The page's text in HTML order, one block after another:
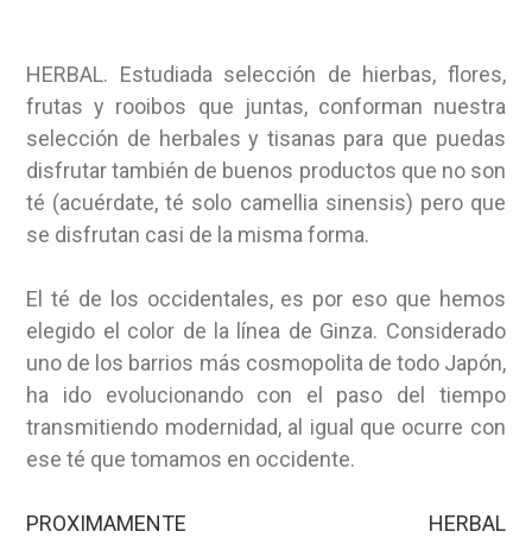
HERBAL. Estudiada selección de hierbas, flores,
frutas y rooibos que juntas, conforman nuestra
selección de herbales y tisanas para que puedas
disfrutar también de buenos productos que no son
té (acuérdate, té solo camellia sinensis) pero que
se disfrutan casi de la misma forma.
El té de los occidentales, es por eso que hemos
elegido el color de la línea de Ginza. Considerado
uno de los barrios más cosmopolita de todo Japón,
ha ido evolucionando con el paso del tiempo
transmitiendo modernidad, al igual que ocurre con
ese té que tomamos en occidente.
PROXIMAMENTE HERBAL